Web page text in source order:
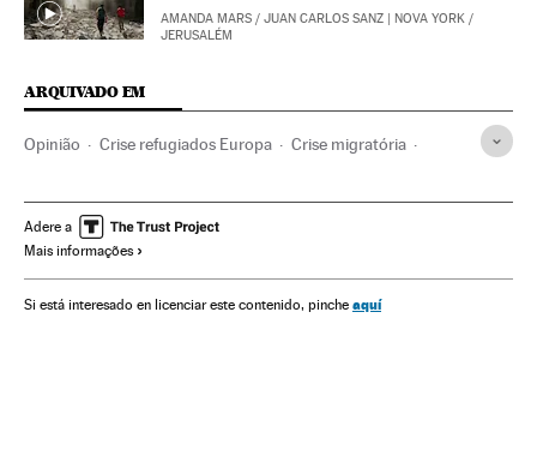
AMANDA MARS / JUAN CARLOS SANZ | NOVA YORK /
JERUSALÉM
ARQUIVADO EM
Opinião Crise refugiados Europa Crise migratória
Fronteiras Política exterior
Organizações internacionais
Adere a
Mais informações
Si está interesado en licenciar este contenido, pinche aquí